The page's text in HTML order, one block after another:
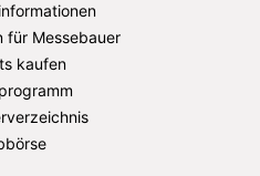
für Messebauer
kaufen